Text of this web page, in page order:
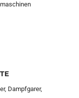
Dampfgarer,